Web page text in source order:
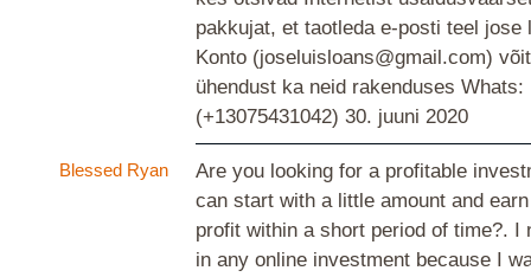
pakkujat, et taotleda e-posti teel jose
Konto (joseluisloans@gmail.com)
ühendust ka neid rakenduses Whats:
(+13075431042) 30. juuni 2020
Blessed Ryan
Are you looking for a profitable
can start with a little amount and
profit within a short period of time?. I
in any online investment because I